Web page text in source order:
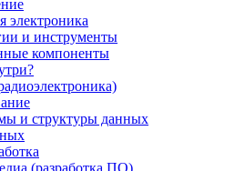
электроника
и инструменты
компоненты
и структуры данных
(разработка ПО)